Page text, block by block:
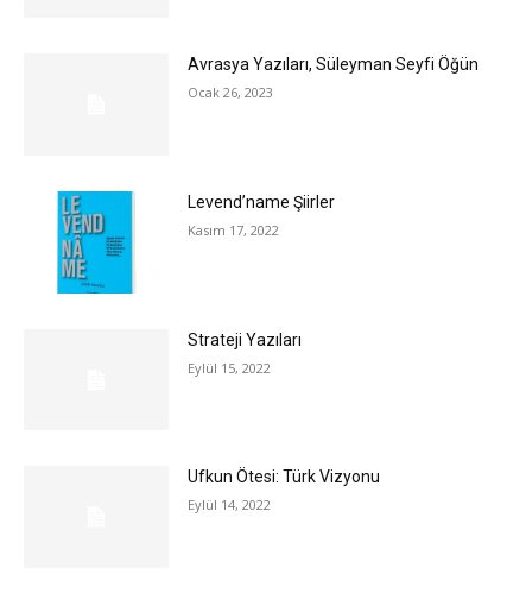
Avrasya Yazıları, Süleyman Seyfi Öğün
Ocak 26, 2023
Levend’name Şiirler
Kasım 17, 2022
Strateji Yazıları
Eylül 15, 2022
Ufkun Ötesi: Türk Vizyonu
Eylül 14, 2022